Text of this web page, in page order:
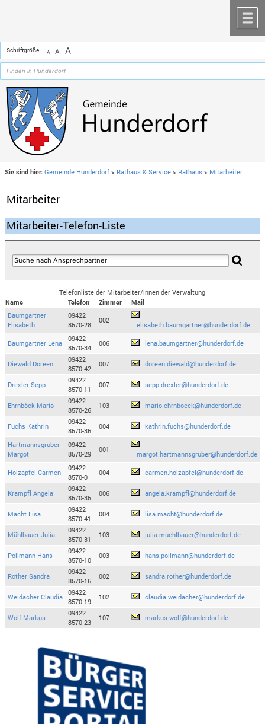
Schriftgröße A A A
Sie sind hier: Gemeinde Hunderdorf > Rathaus & Service > Rathaus > Mitarbeiter
Mitarbeiter
Mitarbeiter-Telefon-Liste
Telefonliste der Mitarbeiter/innen der Verwaltung
Name
Telefon Zimmer
Mail
Baumgartner
Elisabeth
09422
8570-28
002
elisabeth.baumgartner@hunderdorf.de
Baumgartner Lena
09422
8570-34
006 lena.baumgartner@hunderdorf.de
Diewald Doreen
09422
8570-42
007 doreen.diewald@hunderdorf.de
Drexler Sepp
09422
8570-11
007 sepp.drexler@hunderdorf.de
Ehrnböck Mario
09422
8570-26
103 mario.ehrnboeck@hunderdorf.de
Fuchs Kathrin
09422
8570-36
004 kathrin.fuchs@hunderdorf.de
Hartmannsgruber
Margot
09422
8570-29
001
margot.hartmannsgruber@hunderdorf.de
Holzapfel Carmen
09422
8570-0
004 carmen.holzapfel@hunderdorf.de
Krampfl Angela
09422
8570-35
006 angela.krampfl@hunderdorf.de
Macht Lisa
09422
8570-41
004 lisa.macht@hunderdorf.de
Mühlbauer Julia
09422
8570-31
103 julia.muehlbauer@hunderdorf.de
Pollmann Hans
09422
8570-10
003 hans.pollmann@hunderdorf.de
Rother Sandra
09422
8570-16
002 sandra.rother@hunderdorf.de
Weidacher Claudia
09422
8570-19
102 claudia.weidacher@hunderdorf.de
Wolf Markus
09422
8570-23
107 markus.wolf@hunderdorf.de